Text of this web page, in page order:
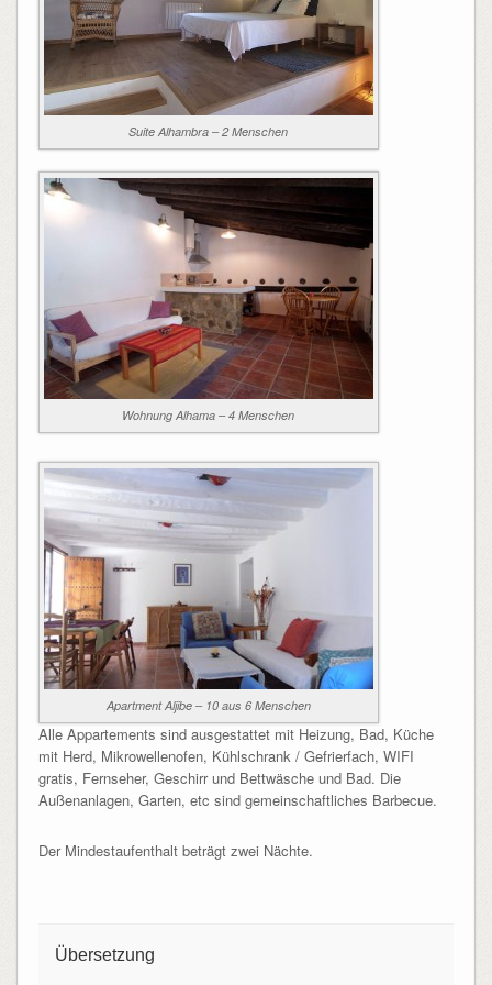
Suite Alhambra – 2 Menschen
Wohnung Alhama – 4 Menschen
Apartment Aljibe – 10 aus 6 Menschen
Alle Appartements sind ausgestattet mit Heizung, Bad, Küche
mit Herd, Mikrowellenofen, Kühlschrank / Gefrierfach, WIFI
gratis, Fernseher, Geschirr und Bettwäsche und Bad. Die
Außenanlagen, Garten, etc sind gemeinschaftliches Barbecue.
Der Mindestaufenthalt beträgt zwei Nächte.
Übersetzung